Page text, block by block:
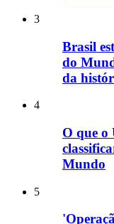
3
Brasil
do
da
4
O que o
Mundo
5